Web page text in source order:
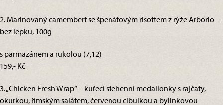
2. Marinovaný camembert se špenátovým risottem z rýže Arborio –
bez lepku, 100g
s parmazánem a rukolou (7,12)
159,- Kč
3. „Chicken Fresh Wrap“ – kuřecí stehenní medailonky s rajčaty,
okurkou, římským salátem, červenou cibulkou a bylinkovou